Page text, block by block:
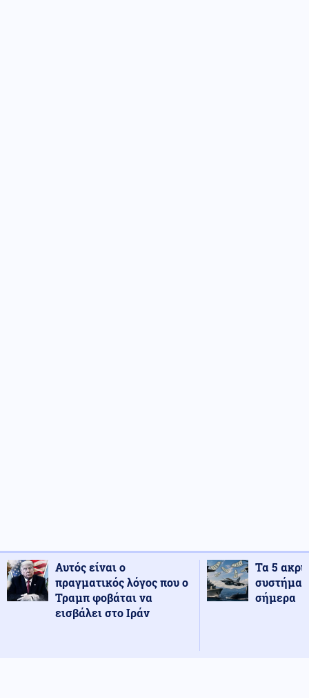
Αυτός είναι ο
πραγματικός λόγος που ο
Τραμπ φοβάται να
εισβάλει στο Ιράν
Τα 5
σήμερα